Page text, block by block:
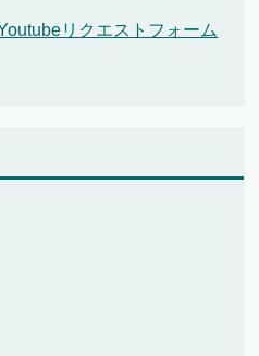
リクエストフォーム